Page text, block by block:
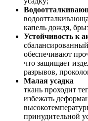
капель дождя,
Устойчивость к
обеспечивают
что защищает
разрывов,
Малая усадка
ткань проходит
избежать
принудительной